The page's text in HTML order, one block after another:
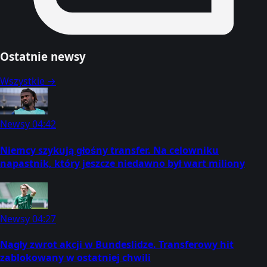
Ostatnie newsy
Wszystkie →
Newsy04:42
Niemcy szykują głośny transfer. Na celowniku
napastnik, który jeszcze niedawno był wart miliony
Newsy04:27
Nagły zwrot akcji w Bundeslidze. Transferowy hit
zablokowany w ostatniej chwili